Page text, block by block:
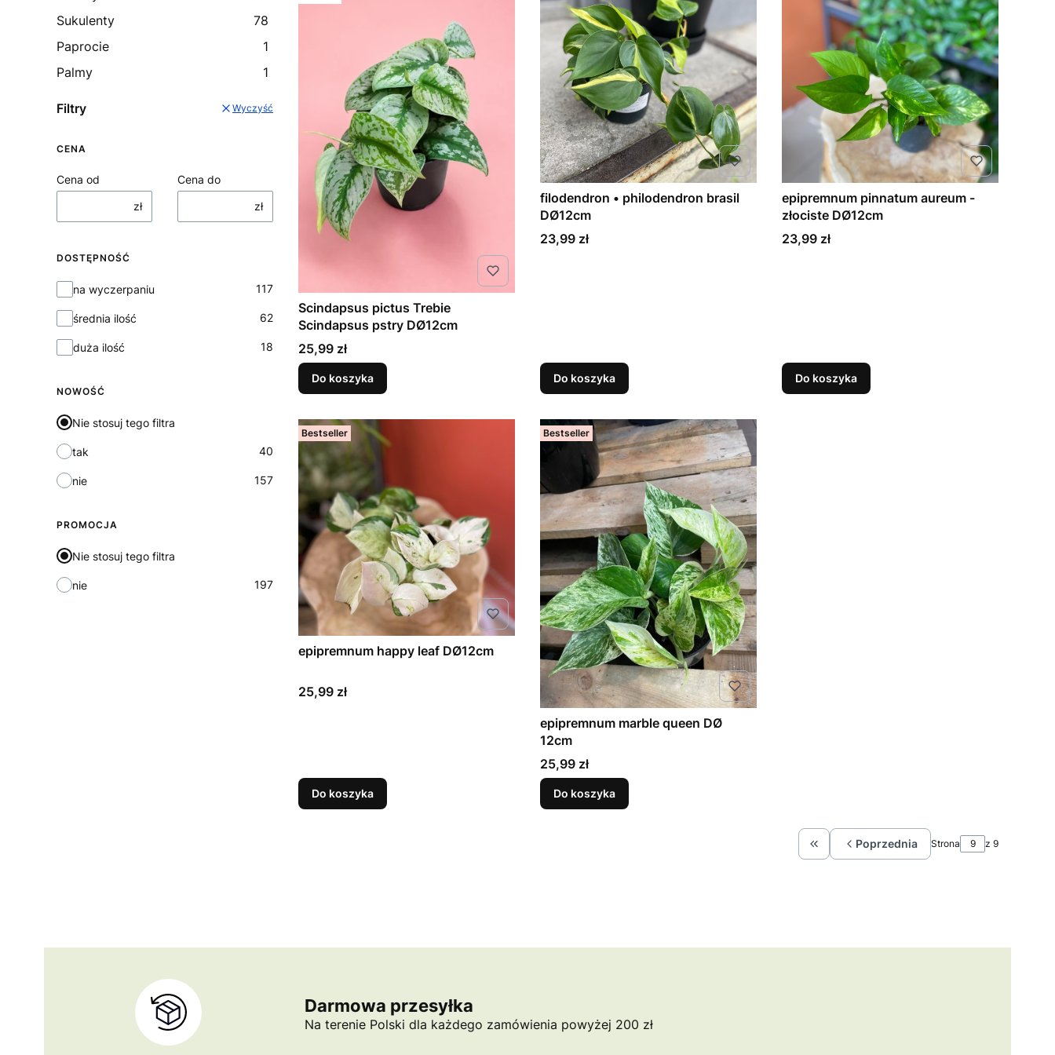
Sukulenty
78
Paprocie
1
Palmy
1
Filtry Wyczyść
CENA
Cena od
zł
Cena do
zł
DOSTĘPNOŚĆ
Dostępność
na wyczerpaniu 117
średnia ilość 62
duża ilość 18
NOWOŚĆ
Nie stosuj tego filtra
tak 40
nie 157
PROMOCJA
Nie stosuj tego filtra
nie 197
Scindapsus pictus Trebie
Scindapsus pstry DØ12cm
Cena
25,99 zł
Do koszyka
filodendron • philodendron brasil
DØ12cm
Cena
23,99 zł
Do koszyka
epipremnum pinnatum aureum -
złociste DØ12cm
Cena
23,99 zł
Do koszyka
Bestseller
epipremnum happy leaf DØ12cm
Cena
25,99 zł
Do koszyka
Bestseller
epipremnum marble queen DØ
12cm
Cena
25,99 zł
Do koszyka
Wróć do pierwszej strony z produktami
Poprzednia Strona z 9
Darmowa przesyłka
Na terenie Polski dla każdego zamówienia powyżej 200 zł